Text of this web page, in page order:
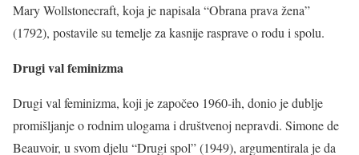
Mary Wollstonecraft, koja je napisala “Obrana prava žena”
(1792), postavile su temelje za kasnije rasprave o rodu i spolu.
Drugi val feminizma
Drugi val feminizma, koji je započeo 1960-ih, donio je dublje
promišljanje o rodnim ulogama i društvenoj nepravdi. Simone de
Beauvoir, u svom djelu “Drugi spol” (1949), argumentirala je da